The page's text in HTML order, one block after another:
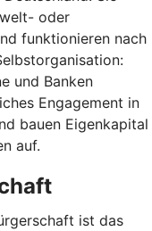
oder
funktionieren nach
und Banken
Engagement in
bauen Eigenkapital
auf.
ist das